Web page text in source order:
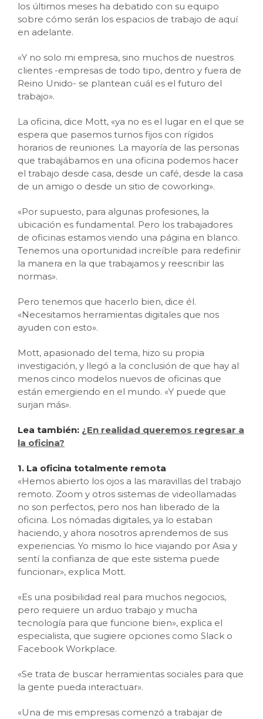
los últimos meses ha debatido con su equipo
sobre cómo serán los espacios de trabajo de aquí
en adelante.
«Y no solo mi empresa, sino muchos de nuestros
clientes -empresas de todo tipo, dentro y fuera de
Reino Unido- se plantean cuál es el futuro del
trabajo».
La oficina, dice Mott, «ya no es el lugar en el que se
espera que pasemos turnos fijos con rígidos
horarios de reuniones. La mayoría de las personas
que trabajábamos en una oficina podemos hacer
el trabajo desde casa, desde un café, desde la casa
de un amigo o desde un sitio de coworking».
«Por supuesto, para algunas profesiones, la
ubicación es fundamental. Pero los trabajadores
de oficinas estamos viendo una página en blanco.
Tenemos una oportunidad increíble para redefinir
la manera en la que trabajamos y reescribir las
normas».
Pero tenemos que hacerlo bien, dice él.
«Necesitamos herramientas digitales que nos
ayuden con esto».
Mott, apasionado del tema, hizo su propia
investigación, y llegó a la conclusión de que hay al
menos cinco modelos nuevos de oficinas que
están emergiendo en el mundo. «Y puede que
surjan más».
Lea también: ¿En realidad queremos regresar a
la oficina?
1. La oficina totalmente remota
«Hemos abierto los ojos a las maravillas del trabajo
remoto. Zoom y otros sistemas de videollamadas
no son perfectos, pero nos han liberado de la
oficina. Los nómadas digitales, ya lo estaban
haciendo, y ahora nosotros aprendemos de sus
experiencias. Yo mismo lo hice viajando por Asia y
sentí la confianza de que este sistema puede
funcionar», explica Mott.
«Es una posibilidad real para muchos negocios,
pero requiere un arduo trabajo y mucha
tecnología para que funcione bien», explica el
especialista, que sugiere opciones como Slack o
Facebook Workplace.
«Se trata de buscar herramientas sociales para que
la gente pueda interactuar».
«Una de mis empresas comenzó a trabajar de